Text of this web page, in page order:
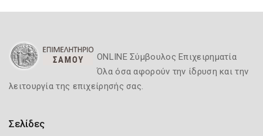
ONLINE Σύμβουλος Επιχειρηματία
Όλα όσα αφορούν την ίδρυση και την
λειτουργία της επιχείρησής σας.
Σελίδες